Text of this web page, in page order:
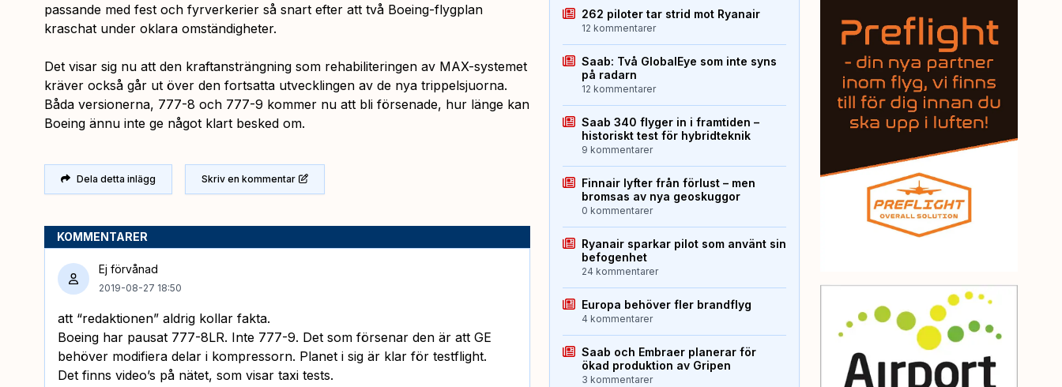
passande med fest och fyrverkerier så snart efter att två Boeing-flygplan
kraschat under oklara omständigheter.
Det visar sig nu att den kraftansträngning som rehabiliteringen av MAX-systemet
kräver också går ut över den fortsatta utvecklingen av de nya trippelsjuorna.
Båda versionerna, 777-8 och 777-9 kommer nu att bli försenade, hur länge kan
Boeing ännu inte ge något klart besked om.
Dela detta inlägg Skriv en kommentar
KOMMENTARER
Ej förvånad
2019-08-27 18:50
att “redaktionen” aldrig kollar fakta.
Boeing har pausat 777-8LR. Inte 777-9. Det som försenar den är att GE
behöver modifiera delar i kompressorn. Planet i sig är klar för testflight.
Det finns video’s på nätet, som visar taxi tests.
262 piloter tar strid mot Ryanair
12 kommentarer
Saab: Två GlobalEye som inte syns
på radarn
12 kommentarer
Saab 340 flyger in i framtiden –
historiskt test för hybridteknik
9 kommentarer
Finnair lyfter från förlust – men
bromsas av nya geoskuggor
0 kommentarer
Ryanair sparkar pilot som använt sin
befogenhet
24 kommentarer
Europa behöver fler brandflyg
4 kommentarer
Saab och Embraer planerar för
ökad produktion av Gripen
3 kommentarer